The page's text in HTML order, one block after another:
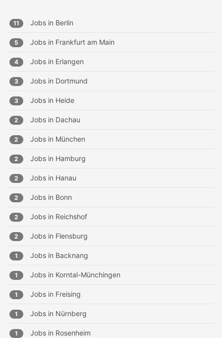
11 Jobs in Berlin
5 Jobs in Frankfurt am Main
4 Jobs in Erlangen
3 Jobs in Dortmund
3 Jobs in Heide
2 Jobs in Dachau
2 Jobs in München
2 Jobs in Hamburg
2 Jobs in Hanau
2 Jobs in Bonn
2 Jobs in Reichshof
2 Jobs in Flensburg
1 Jobs in Backnang
1 Jobs in Korntal-Münchingen
1 Jobs in Freising
1 Jobs in Nürnberg
1 Jobs in Rosenheim